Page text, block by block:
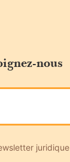
nous
juridique